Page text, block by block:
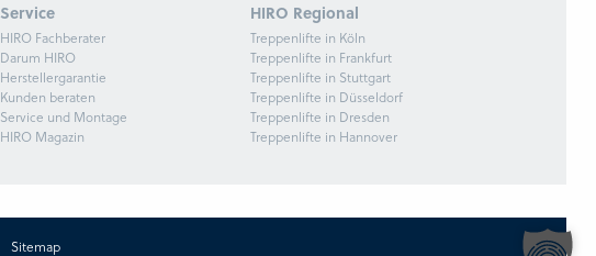
Service
HIRO Fachberater
Darum HIRO
Herstellergarantie
Kunden beraten
Service und Montage
HIRO Magazin
HIRO Regional
Treppenlifte in Köln
Treppenlifte in Frankfurt
Treppenlifte in Stuttgart
Treppenlifte in Düsseldorf
Treppenlifte in Dresden
Treppenlifte in Hannover
Sitemap